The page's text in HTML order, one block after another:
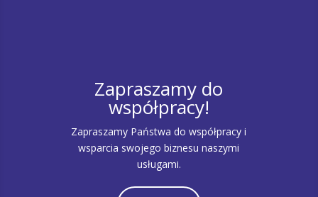
Zapraszamy do
współpracy!
Zapraszamy Państwa do współpracy i
wsparcia swojego biznesu naszymi
usługami.